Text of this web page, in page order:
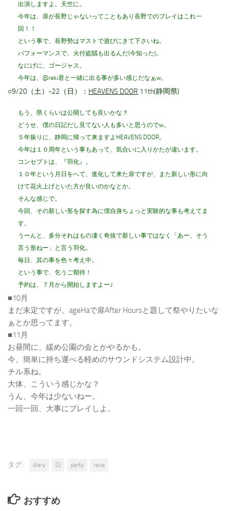
出演しますよ。天竺に。
今年は、扉が長野じゃないってこともあり長野でのプレイはこれ一
回！！
という事で、長野勢はマストで遊びにきて下さいね。
パフォーマンスで、火付盗賊も出るんだ(今知った)。
なにげに、ゴージャス。
今年は、@raki君と一緒に出る事が多い感じだなぁw。
○9/20（土）-22（日）： HEAVENS DOOR 11th(静岡県)
もう、県くらいは公開しても良いかな？
どうせ、僕の日記だし見てない人も多いと思うのでw。
５年振りに、静岡に帰って来ますよHEAVENS DOOR。
今年は１０周年という事もあって、気合いに入りかたが違います。
コンセプトは、『羽化』。
１０年という月日をへて、進化して来た扉ですが、また新しい形に向
けて花火上げといた方が良いのかなとか。
そんな感じで。
今回、その新しい形を探す為に僕自身ちょっと実験的な事も考えてま
す。
うーんと、多分それはもの凄く奇抜で新しい事ではなく「あー、そう
言う形ねー」と言う羽化。
毎日、其の事を色々考え中。
という事で、乞うご期待！
予約は、７月から開始しますよー♪
■10月
まだ未定ですが、ageHaで扉After Hoursと題して祭やりたいな
ぁとか思ってます。
■11月
お昼間に、緩め公園の会とかやるかも。
今、簡単に持ち運べる軽めのサウンドシステム設計中。
チル系ね。
大体、こういう感じかな？
うん、今年は少ないねー。
一回一回、大事にプレイしよ。
タグ: diary DJ party rave
おすすめ